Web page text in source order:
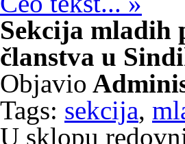
Sekcija mladih
članstva u
Objavio
Tags: sekcija,
U sklopu